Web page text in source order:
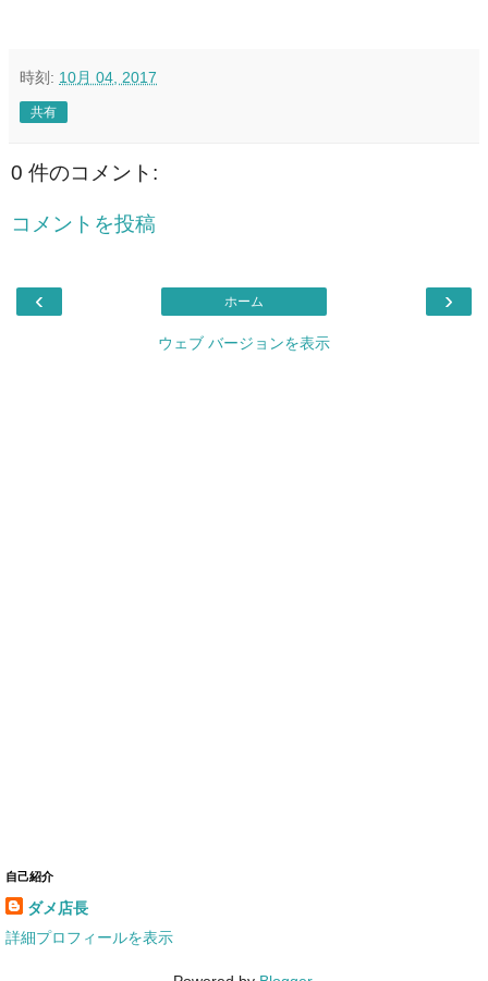
時刻: 10月 04, 2017
共有
0 件のコメント:
コメントを投稿
‹ ›
ホーム
ウェブ バージョンを表示
自己紹介
ダメ店長
詳細プロフィールを表示